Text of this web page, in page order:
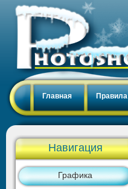
Главная Правила
Навигация
Графика